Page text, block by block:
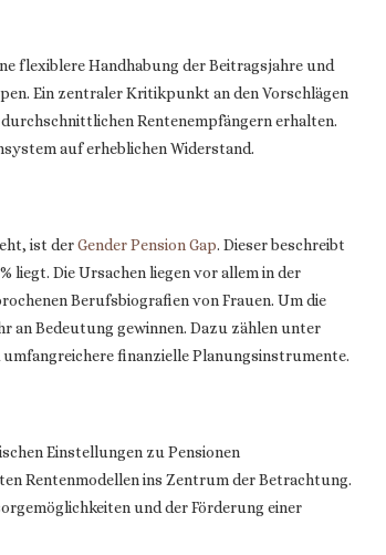
flexiblere Handhabung der Beitragsjahre und
Ein zentraler Kritikpunkt an den Vorschlägen
Rentenempfängern erhalten.
auf erheblichen Widerstand.
ist derGender Pension Gap. Dieser beschreibt
liegt. Die Ursachen liegen vor allem in der
Berufsbiografien von Frauen. Um die
an Bedeutung gewinnen. Dazu zählen unter
finanzielle Planungsinstrumente.
Einstellungen zu Pensionen
Rentenmodellen ins Zentrum der Betrachtung.
und der Förderung einer